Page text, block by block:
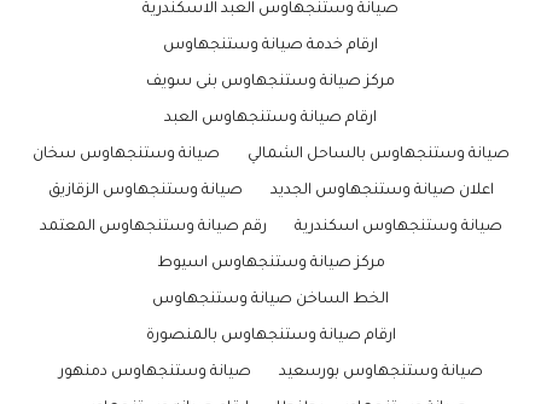
صيانة وستنجهاوس العبد الاسكندرية
ارقام خدمة صيانة وستنجهاوس
مركز صيانة وستنجهاوس بنى سويف
ارقام صيانة وستنجهاوس العبد
صيانة وستنجهاوس بالساحل الشمالي صيانة وستنجهاوس سخان
اعلان صيانة وستنجهاوس الجديد صيانة وستنجهاوس الزقازيق
صيانة وستنجهاوس اسكندرية رقم صيانة وستنجهاوس المعتمد
مركز صيانة وستنجهاوس اسيوط
الخط الساخن صيانة وستنجهاوس
ارقام صيانة وستنجهاوس بالمنصورة
صيانة وستنجهاوس بورسعيد صيانة وستنجهاوس دمنهور